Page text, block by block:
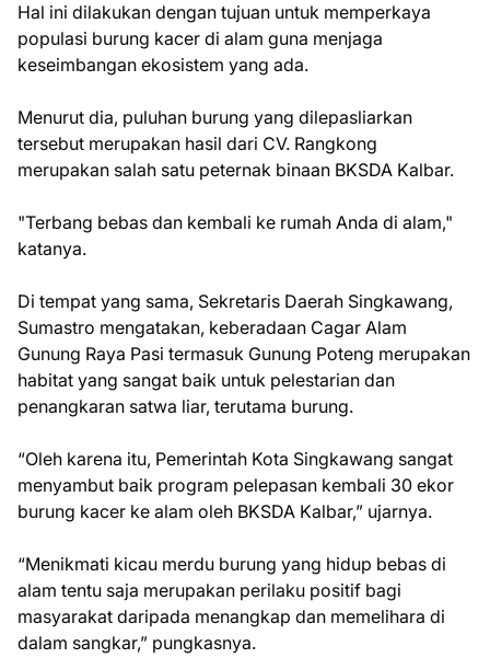
Hal ini dilakukan dengan tujuan untuk memperkaya
populasi burung kacer di alam guna menjaga
keseimbangan ekosistem yang ada.
Menurut dia, puluhan burung yang dilepasliarkan
tersebut merupakan hasil dari CV. Rangkong
merupakan salah satu peternak binaan BKSDA Kalbar.
"Terbang bebas dan kembali ke rumah Anda di alam,"
katanya.
Di tempat yang sama, Sekretaris Daerah Singkawang,
Sumastro mengatakan, keberadaan Cagar Alam
Gunung Raya Pasi termasuk Gunung Poteng merupakan
habitat yang sangat baik untuk pelestarian dan
penangkaran satwa liar, terutama burung.
“Oleh karena itu, Pemerintah Kota Singkawang sangat
menyambut baik program pelepasan kembali 30 ekor
burung kacer ke alam oleh BKSDA Kalbar,” ujarnya.
“Menikmati kicau merdu burung yang hidup bebas di
alam tentu saja merupakan perilaku positif bagi
masyarakat daripada menangkap dan memelihara di
dalam sangkar,” pungkasnya.